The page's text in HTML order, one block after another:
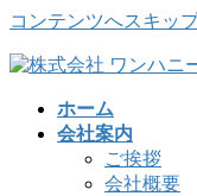
コンテンツへスキッ
ホーム
会社案内
ご挨拶
会社概要